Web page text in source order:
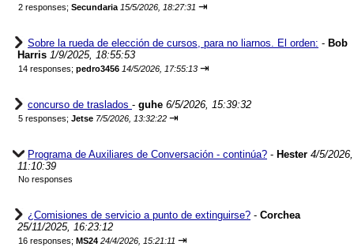
2 responses; Secundaria 15/5/2026, 18:27:31 ⇥
Sobre la rueda de elección de cursos, para no liarnos. El orden: - Bob
Harris 1/9/2025, 18:55:53
14 responses; pedro3456 14/5/2026, 17:55:13 ⇥
concurso de traslados - guhe 6/5/2026, 15:39:32
5 responses; Jetse 7/5/2026, 13:32:22 ⇥
Programa de Auxiliares de Conversación - continúa? - Hester 4/5/2026,
11:10:39
No responses
¿Comisiones de servicio a punto de extinguirse? - Corchea
25/11/2025, 16:23:12
16 responses; MS24 24/4/2026, 15:21:11 ⇥